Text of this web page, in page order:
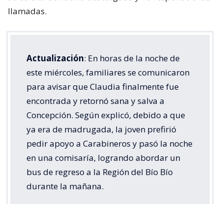
llamadas.
Actualización: En horas de la noche de
este miércoles, familiares se comunicaron
para avisar que Claudia finalmente fue
encontrada y retornó sana y salva a
Concepción. Según explicó, debido a que
ya era de madrugada, la joven prefirió
pedir apoyo a Carabineros y pasó la noche
en una comisaría, logrando abordar un
bus de regreso a la Región del Bío Bío
durante la mañana.